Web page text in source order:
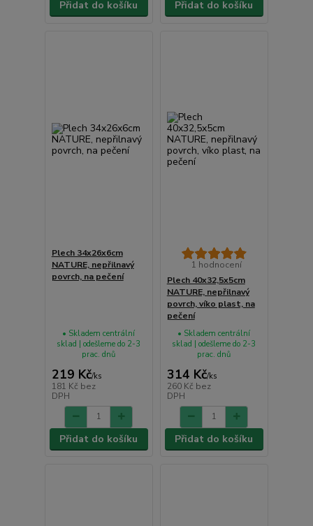
Přidat do košíku Přidat do košíku
Plech 34x26x6cm
NATURE, nepřilnavý
povrch, na pečení
219 Kč/ks
181 Kč bez
DPH
• Skladem centrální
sklad | odešleme do 2-3
prac. dnů
Přidat do košíku
1 hodnocení
Plech 40x32,5x5cm
NATURE, nepřilnavý
povrch, víko plast, na
pečení
314 Kč/ks
260 Kč bez
DPH
• Skladem centrální
sklad | odešleme do 2-3
prac. dnů
Přidat do košíku